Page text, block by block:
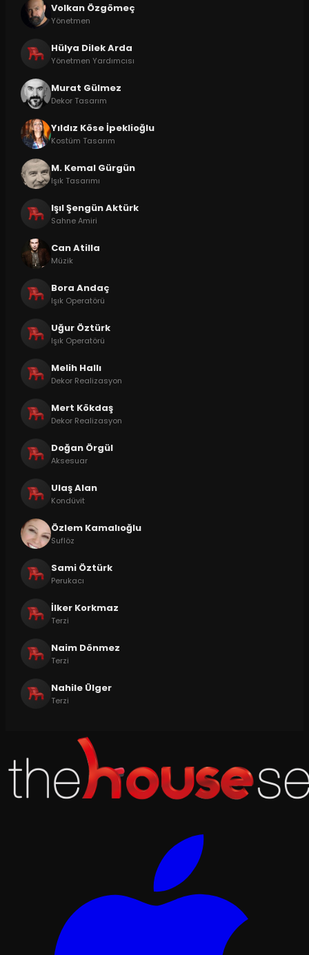
Volkan Özgömeç
Yönetmen
Hülya Dilek Arda
Yönetmen Yardımcısı
Murat Gülmez
Dekor Tasarım
Yıldız Köse İpeklioğlu
Kostüm Tasarım
M. Kemal Gürgün
Işık Tasarımı
Işıl Şengün Aktürk
Sahne Amiri
Can Atilla
Müzik
Bora Andaç
Işık Operatörü
Uğur Öztürk
Işık Operatörü
Melih Hallı
Dekor Realizasyon
Mert Kökdaş
Dekor Realizasyon
Doğan Örgül
Aksesuar
Ulaş Alan
Kondüvit
Özlem Kamalıoğlu
Suflöz
Sami Öztürk
Perukacı
İlker Korkmaz
Terzi
Naim Dönmez
Terzi
Nahile Ülger
Terzi